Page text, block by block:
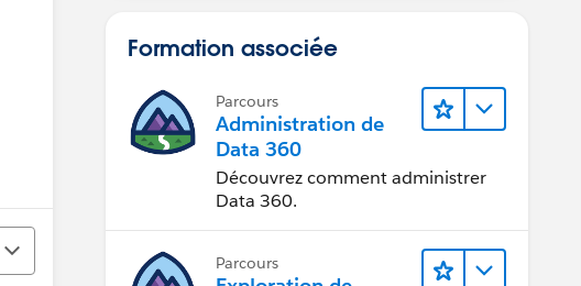
Formation associée
Parcours
Administration de
Data 360
Découvrez comment administrer
Data 360.
Parcours